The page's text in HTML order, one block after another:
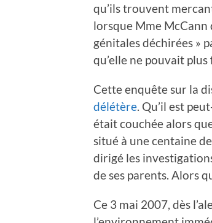
qu’ils trouvent
lorsque Mme McCann
génitales déchirées »
qu’elle ne pouvait
Cette enquête sur la
délétère . Qu’il est
était couchée alors
situé à une centaine
dirigé les
de ses parents. Alors
Ce 3 mai 2007, dès